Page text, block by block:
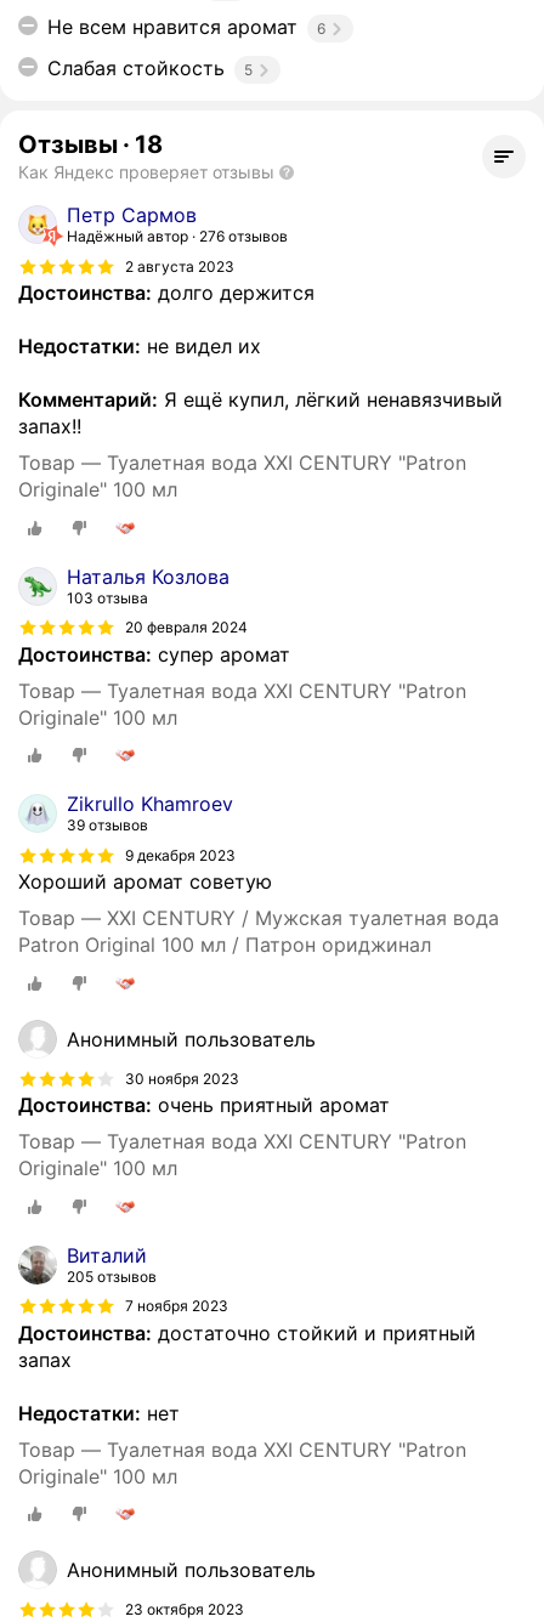
Не всем нравится аромат 6
Слабая стойкость 5
Отзывы · 18
Как Яндекс проверяет отзывы
Петр Сармов
Надёжный автор
276 отзывов
2 августа 2023
Достоинства: долго держится
Недостатки: не видел их
Комментарий: Я ещё купил, лёгкий ненавязчивый
запах!!
Товар — Туалетная вода XXI CENTURY "Patron
Originale" 100 мл
Наталья Козлова
103 отзыва
20 февраля 2024
Достоинства: супер аромат
Товар — Туалетная вода XXI CENTURY "Patron
Originale" 100 мл
Zikrullo Khamroev
39 отзывов
9 декабря 2023
Хороший аромат советую
Товар — XXI CENTURY / Мужская туалетная вода
Patron Original 100 мл / Патрон ориджинал
Анонимный пользователь
30 ноября 2023
Достоинства: очень приятный аромат
Товар — Туалетная вода XXI CENTURY "Patron
Originale" 100 мл
Виталий
205 отзывов
7 ноября 2023
Достоинства: достаточно стойкий и приятный
запах
Недостатки: нет
Товар — Туалетная вода XXI CENTURY "Patron
Originale" 100 мл
Анонимный пользователь
23 октября 2023